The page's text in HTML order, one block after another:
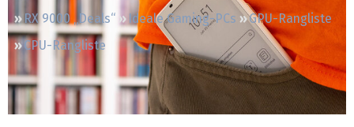
RX 9000 „Deals“
Ideale Gaming-PCs
GPU-Rangliste
CPU-Rangliste